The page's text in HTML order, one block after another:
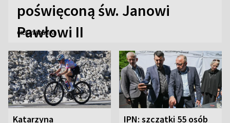
poświęconą św. Janowi
Pawłowi II
CIEKAWOSTKI
Katarzyna
IPN: szczątki 55 osób